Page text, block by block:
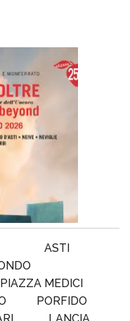
ASTI
PIAZZA MEDICI
PORFIDO